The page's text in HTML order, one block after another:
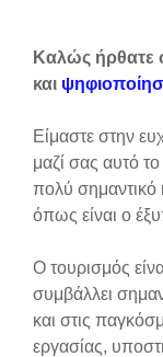
Καλώς ήρθατε
και
Είμαστε στην
μαζί σας αυτό
πολύ σημαντικό
όπως είναι ο
Ο τουρισμός
συμβάλλει
και στις
εργασίας,